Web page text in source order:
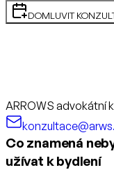
DOMLUVIT
ARROWS advokátní
Co znamená
užívat k bydlení